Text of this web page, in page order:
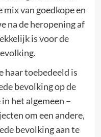
mix van goedkope en
na de heropening af
is voor de
haar toebedeeld is
bevolking op de
het algemeen –
om een andere,
bevolking aan te